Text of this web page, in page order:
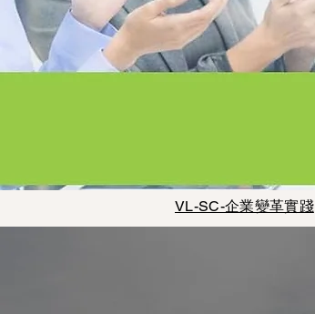
VL-SC-企業變革實踐